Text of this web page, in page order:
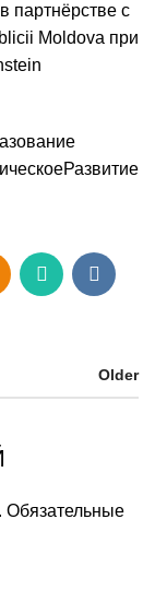
партнёрстве с
Moldova при
Older
Обязательные